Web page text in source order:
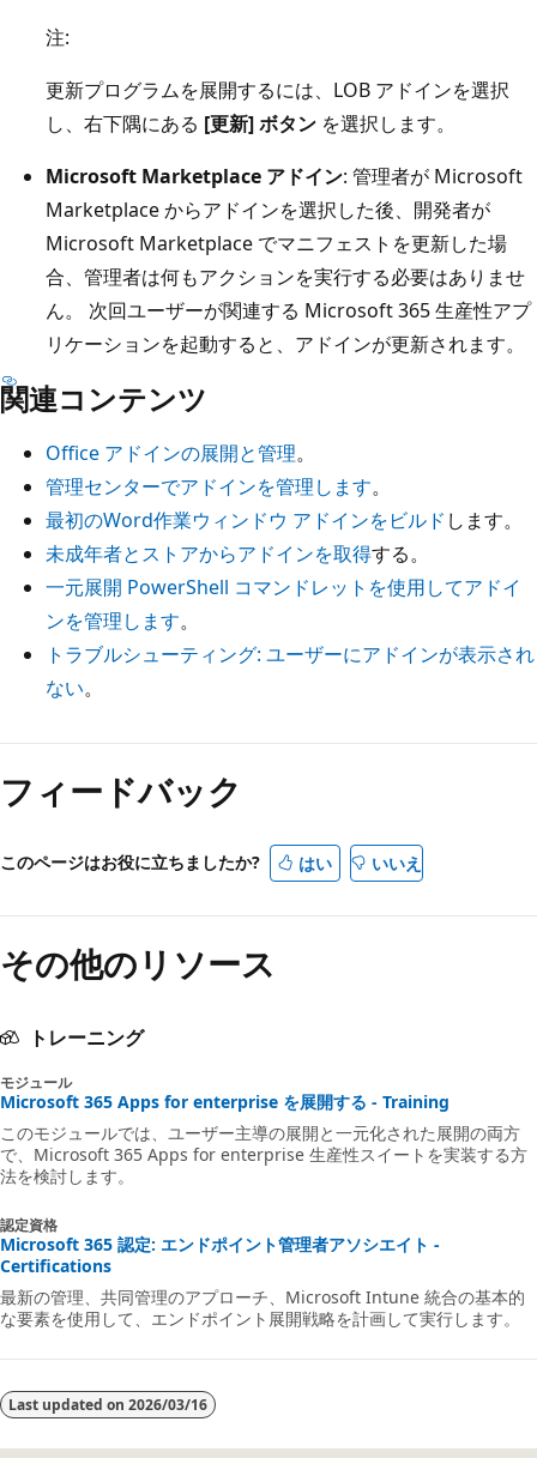
注:
更新プログラムを展開するには、LOB アドインを選択
し、右下隅にある [更新] ボタン を選択します。
Microsoft Marketplace アドイン: 管理者が Microsoft
Marketplace からアドインを選択した後、開発者が
Microsoft Marketplace でマニフェストを更新した場
合、管理者は何もアクションを実行する必要はありませ
ん。 次回ユーザーが関連する Microsoft 365 生産性アプ
リケーションを起動すると、アドインが更新されます。
関連コンテンツ
Office アドインの展開と管理。
管理センターでアドインを管理します。
最初のWord作業ウィンドウ アドインをビルド します。
未成年者とストアからアドインを取得する。
一元展開 PowerShell コマンドレットを使用してアドイ
ンを管理します。
トラブルシューティング: ユーザーにアドインが表示され
ない。
フィードバック
このページはお役に立ちましたか? はい いいえ
その他のリソース
トレーニング
モジュール
Microsoft 365 Apps for enterprise を展開する - Training
このモジュールでは、ユーザー主導の展開と一元化された展開の両方
で、Microsoft 365 Apps for enterprise 生産性スイートを実装する方
法を検討します。
認定資格
Microsoft 365 認定: エンドポイント管理者アソシエイト -
Certifications
最新の管理、共同管理のアプローチ、Microsoft Intune 統合の基本的
な要素を使用して、エンドポイント展開戦略を計画して実行します。
Last updated on 2026/03/16